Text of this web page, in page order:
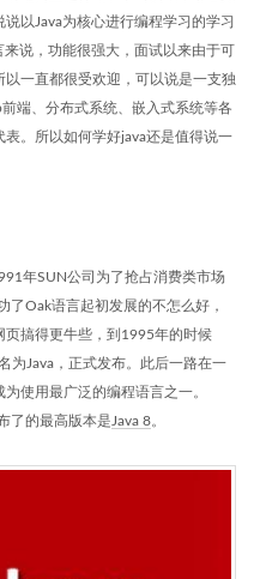
以Java为核心进行编程学习的学习
说，功能很强大，面试以来由于可
一直都很受欢迎，可以说是一支独
端、分布式系统、嵌入式系统等各
。所以如何学好java还是值得说一
年SUN公司为了抢占消费类市场
Oak语言起初发展的不怎么好，
页搞得更牛些，到1995年的时候
为Java，正式发布。此后一路在一
使用最广泛的编程语言之一。
了的最高版本是 Java 8。